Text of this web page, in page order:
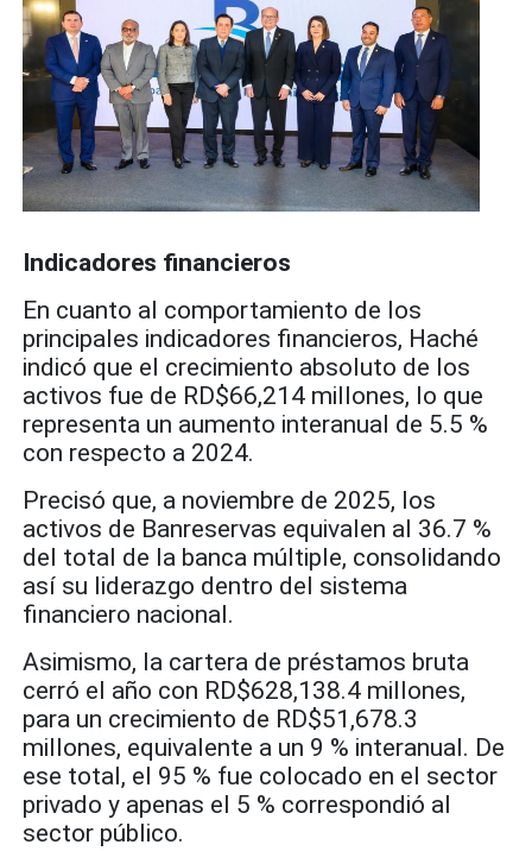
Indicadores financieros
En cuanto al comportamiento de los
principales indicadores financieros, Haché
indicó que el crecimiento absoluto de los
activos fue de RD$66,214 millones, lo que
representa un aumento interanual de 5.5 %
con respecto a 2024.
Precisó que, a noviembre de 2025, los
activos de Banreservas equivalen al 36.7 %
del total de la banca múltiple, consolidando
así su liderazgo dentro del sistema
financiero nacional.
Asimismo, la cartera de préstamos bruta
cerró el año con RD$628,138.4 millones,
para un crecimiento de RD$51,678.3
millones, equivalente a un 9 % interanual. De
ese total, el 95 % fue colocado en el sector
privado y apenas el 5 % correspondió al
sector público.